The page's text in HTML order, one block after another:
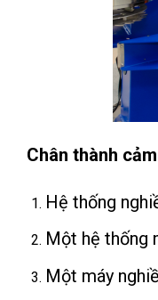
Chân thành
Hệ thống
Một hệ thống
Một máy